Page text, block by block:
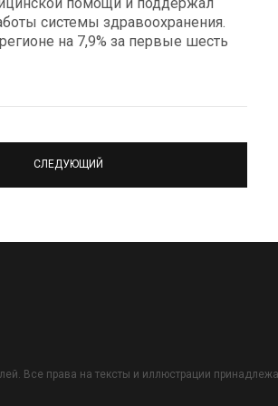
системы здравоохранения.
на 7,9% за первые шесть
СЛЕДУЮЩИЙ
Все права на тексты и иллюстрации